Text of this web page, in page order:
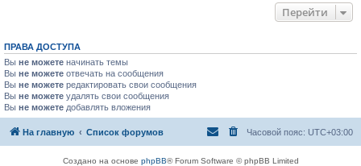
Перейти
ПРАВА ДОСТУПА
Вы не можете начинать темы
Вы не можете отвечать на сообщения
Вы не можете редактировать свои сообщения
Вы не можете удалять свои сообщения
Вы не можете добавлять вложения
На главную Список форумов Часовой пояс: UTC+03:00
Создано на основе phpBB® Forum Software © phpBB Limited